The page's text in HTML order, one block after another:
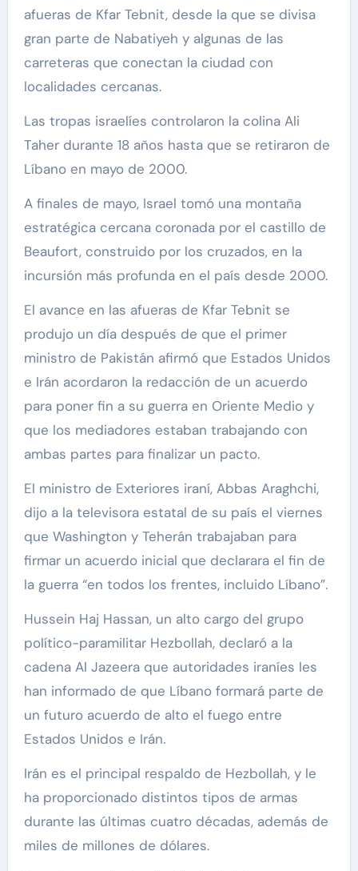
afueras de Kfar Tebnit, desde la que se divisa
gran parte de Nabatiyeh y algunas de las
carreteras que conectan la ciudad con
localidades cercanas.
Las tropas israelíes controlaron la colina Ali
Taher durante 18 años hasta que se retiraron de
Líbano en mayo de 2000.
A finales de mayo, Israel tomó una montaña
estratégica cercana coronada por el castillo de
Beaufort, construido por los cruzados, en la
incursión más profunda en el país desde 2000.
El avance en las afueras de Kfar Tebnit se
produjo un día después de que el primer
ministro de Pakistán afirmó que Estados Unidos
e Irán acordaron la redacción de un acuerdo
para poner fin a su guerra en Oriente Medio y
que los mediadores estaban trabajando con
ambas partes para finalizar un pacto.
El ministro de Exteriores iraní, Abbas Araghchi,
dijo a la televisora estatal de su país el viernes
que Washington y Teherán trabajaban para
firmar un acuerdo inicial que declarara el fin de
la guerra “en todos los frentes, incluido Líbano”.
Hussein Haj Hassan, un alto cargo del grupo
político-paramilitar Hezbollah, declaró a la
cadena Al Jazeera que autoridades iraníes les
han informado de que Líbano formará parte de
un futuro acuerdo de alto el fuego entre
Estados Unidos e Irán.
Irán es el principal respaldo de Hezbollah, y le
ha proporcionado distintos tipos de armas
durante las últimas cuatro décadas, además de
miles de millones de dólares.